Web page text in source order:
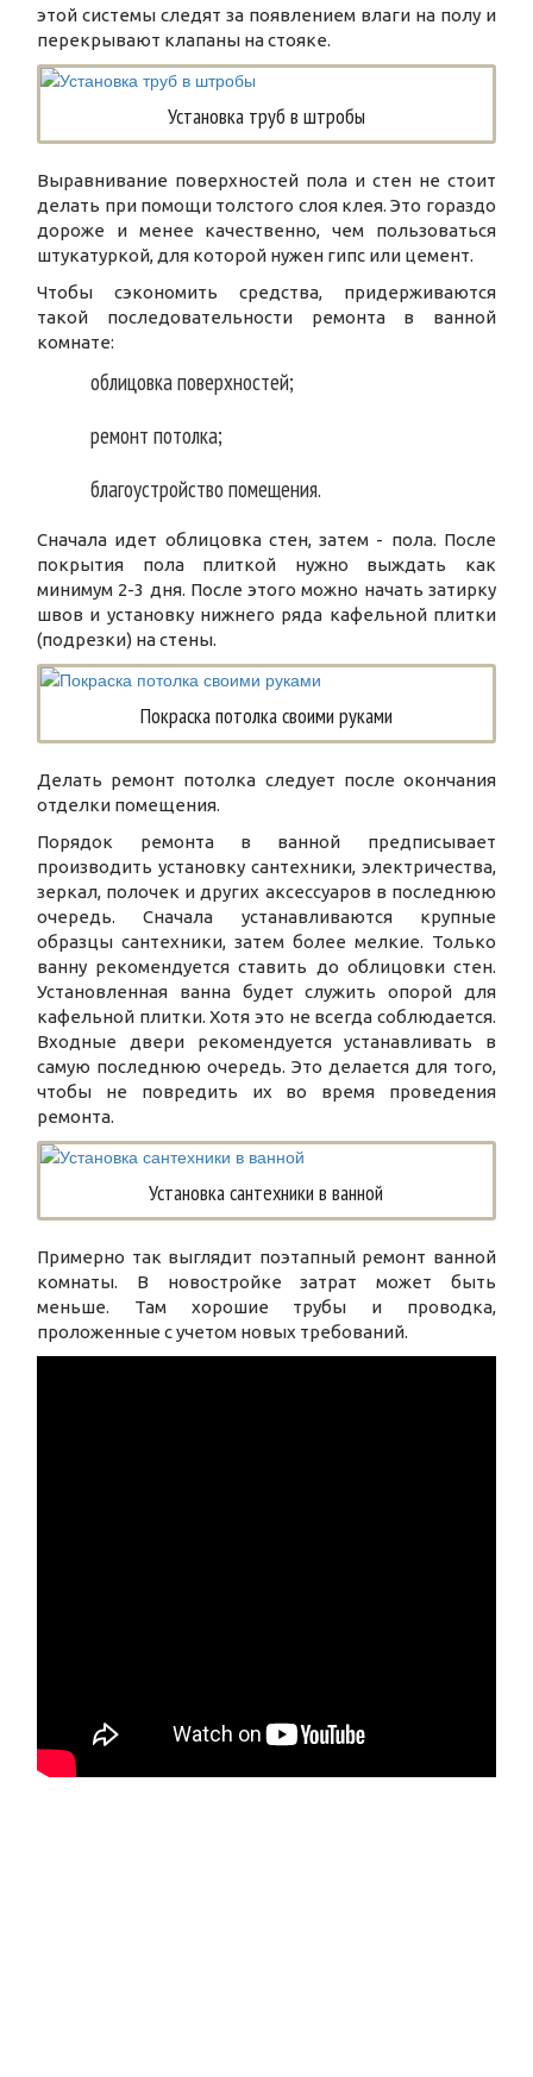
этой системы следят за появлением влаги на полу и
перекрывают клапаны на стояке.
Установка труб в штробы
Выравнивание поверхностей пола и стен не стоит
делать при помощи толстого слоя клея. Это гораздо
дороже и менее качественно, чем пользоваться
штукатуркой, для которой нужен гипс или цемент.
Чтобы сэкономить средства, придерживаются
такой последовательности ремонта в ванной
комнате:
облицовка поверхностей;
ремонт потолка;
благоустройство помещения.
Сначала идет облицовка стен, затем - пола. После
покрытия пола плиткой нужно выждать как
минимум 2-3 дня. После этого можно начать затирку
швов и установку нижнего ряда кафельной плитки
(подрезки) на стены.
Покраска потолка своими руками
Делать ремонт потолка следует после окончания
отделки помещения.
Порядок ремонта в ванной предписывает
производить установку сантехники, электричества,
зеркал, полочек и других аксессуаров в последнюю
очередь. Сначала устанавливаются крупные
образцы сантехники, затем более мелкие. Только
ванну рекомендуется ставить до облицовки стен.
Установленная ванна будет служить опорой для
кафельной плитки. Хотя это не всегда соблюдается.
Входные двери рекомендуется устанавливать в
самую последнюю очередь. Это делается для того,
чтобы не повредить их во время проведения
ремонта.
Установка сантехники в ванной
Примерно так выглядит поэтапный ремонт ванной
комнаты. В новостройке затрат может быть
меньше. Там хорошие трубы и проводка,
проложенные с учетом новых требований.